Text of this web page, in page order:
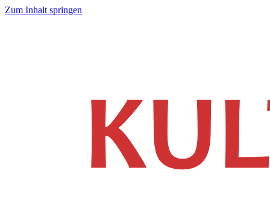
Zum Inhalt springen